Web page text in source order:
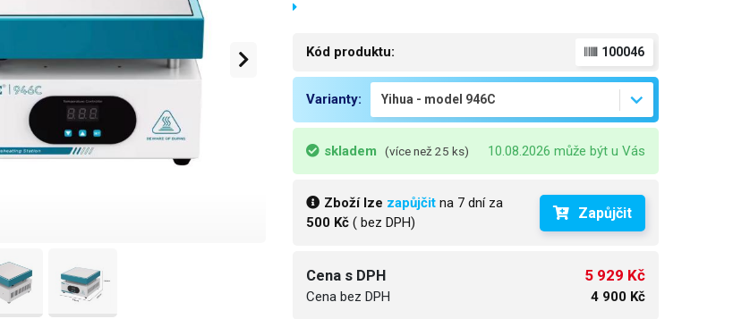
Kód produktu: 100046
Varianty:
skladem (více než 25 ks) 10.08.2026 může být u Vás
Zboží lze zapůjčit na 7 dní za
500 Kč ( bez DPH)
Zapůjčit
Cena s DPH
Cena bez DPH
5 929 Kč
4 900 Kč